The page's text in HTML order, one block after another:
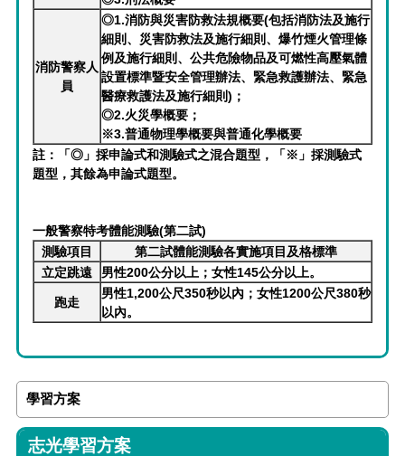
消防警察人
員
◎1.消防與災害防救法規概要(包括消防法及施行
細則、災害防救法及施行細則、爆竹煙火管理條
例及施行細則、公共危險物品及可燃性高壓氣體
設置標準暨安全管理辦法、緊急救護辦法、緊急
醫療救護法及施行細則)；
◎2.火災學概要；
※3.普通物理學概要與普通化學概要
註：「◎」採申論式和測驗式之混合題型，「※」採測驗式
題型，其餘為申論式題型。
一般警察特考體能測驗(第二試)
測驗項目
第二試體能測驗各實施項目及格標準
立定跳遠
男性200公分以上；女性145公分以上。
跑走
男性1,200公尺350秒以內；女性1200公尺380秒
以內。
學習方案
志光學習方案